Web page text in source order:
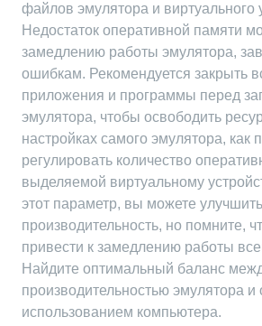
файлов эмулятора и виртуального
Недостаток оперативной памяти
замедлению работы эмулятора,
ошибкам. Рекомендуется закрыть
приложения и программы перед
эмулятора, чтобы освободить
настройках самого эмулятора, как
регулировать количество
выделяемой виртуальному
этот параметр, вы можете улучшить
производительность, но помните,
привести к замедлению работы
Найдите оптимальный баланс
производительностью эмулятора
использованием компьютера.